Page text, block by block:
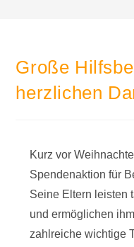
Große
herzlichen
Kurz vor
Spendenaktion für
Seine Eltern leisten
und ermöglichen
zahlreiche wichtige